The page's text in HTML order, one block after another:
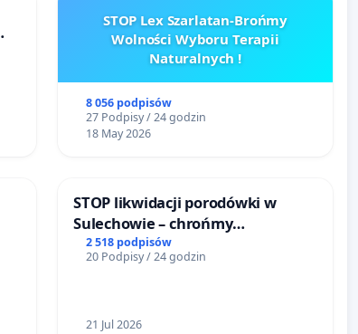
STOP Lex Szarlatan-Brońmy
Wolności Wyboru Terapii
Naturalnych !
8 056 podpisów
27 Podpisy / 24 godzin
18 May 2026
STOP likwidacji porodówki w
Sulechowie – chrońmy
bezpieczeństwo matek i
noworodków
2 518 podpisów
20 Podpisy / 24 godzin
21 Jul 2026